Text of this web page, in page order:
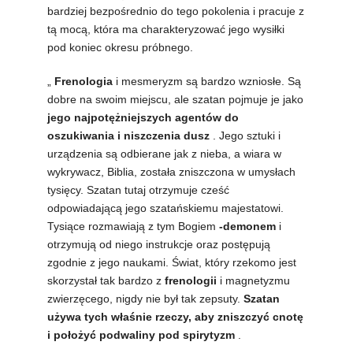
bardziej bezpośrednio do tego pokolenia i pracuje z
tą mocą, która ma charakteryzować jego wysiłki
pod koniec okresu próbnego.
Frenologia i mesmeryzm są bardzo wzniosłe. Są
dobre na swoim miejscu, ale szatan pojmuje je jako
jego najpotężniejszych agentów do
oszukiwania i niszczenia dusz . Jego sztuki i
urządzenia są odbierane jak z nieba, a wiara w
wykrywacz, Biblia, została zniszczona w umysłach
tysięcy. Szatan tutaj otrzymuje cześć
odpowiadającą jego szatańskiemu majestatowi.
Tysiące rozmawiają z tym Bogiem -demonem i
otrzymują od niego instrukcje oraz postępują
zgodnie z jego naukami. Świat, który rzekomo jest
skorzystał tak bardzo z frenologii i magnetyzmu
zwierzęcego, nigdy nie był tak zepsuty. Szatan
używa tych właśnie rzeczy, aby zniszczyć cnotę
i położyć podwaliny pod spirytyzm